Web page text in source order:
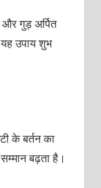
गुड़ अर्पित
उपाय शुभ
के बर्तन का
बढ़ता है।